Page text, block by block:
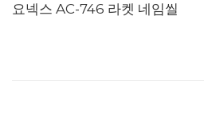
요넥스 AC-746 라켓 네임씰